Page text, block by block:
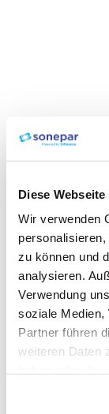
Diese
Wir verwenden
zu können und
analysieren.
Verwendung
soziale Medien,
Partner führen
weiteren Daten